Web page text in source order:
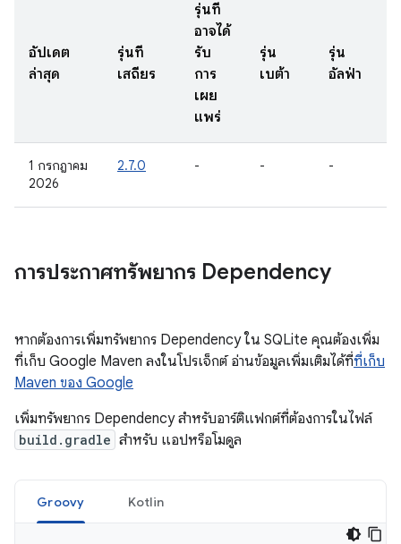
อัปเดต
ล่าสุด
รุ่นที่
เสถียร
รุ่นที่
อาจได้
รับ
การ
เผย
แพร่
รุ่น
เบต้า
รุ่น
อัลฟ่า
1 กรกฎาคม
2026
2.7.0 - - -
การประกาศทรัพยากร Dependency
หากต้องการเพิ่มทรัพยากร Dependency ใน SQLite คุณต้องเพิ่ม
ที่เก็บ Google Maven ลงในโปรเจ็กต์ อ่านข้อมูลเพิ่มเติมได้ที่ที่เก็บ
Maven ของ Google
เพิ่มทรัพยากร Dependency สำหรับอาร์ติแฟกต์ที่ต้องการในไฟล์
build.gradle สำหรับ แอปหรือโมดูล
Groovy Kotlin